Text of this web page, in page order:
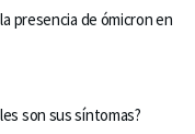
presencia de ómicron en
son sus síntomas?